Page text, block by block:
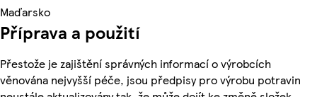
Maďarsko
Příprava a použití
Přestože je zajištění správných informací o výrobcích
věnována nejvyšší péče, jsou předpisy pro výrobu potravin